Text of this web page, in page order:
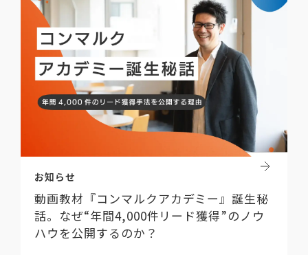
お知らせ
動画教材『コンマルクアカデミー』誕生秘
話。なぜ“年間4,000件リード獲得”のノウ
ハウを公開するのか？